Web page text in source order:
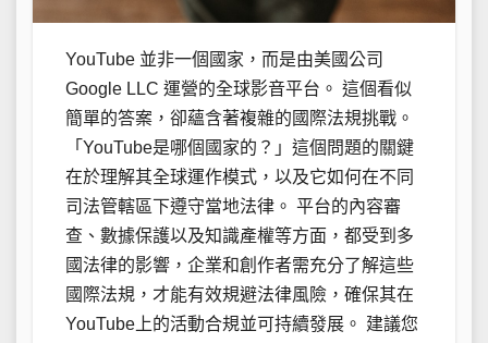
YouTube 並非一個國家，而是由美國公司
Google LLC 運營的全球影音平台。 這個看似
簡單的答案，卻蘊含著複雜的國際法規挑戰。
「YouTube是哪個國家的？」這個問題的關鍵
在於理解其全球運作模式，以及它如何在不同
司法管轄區下遵守當地法律。 平台的內容審
查、數據保護以及知識產權等方面，都受到多
國法律的影響，企業和創作者需充分了解這些
國際法規，才能有效規避法律風險，確保其在
YouTube上的活動合規並可持續發展。 建議您